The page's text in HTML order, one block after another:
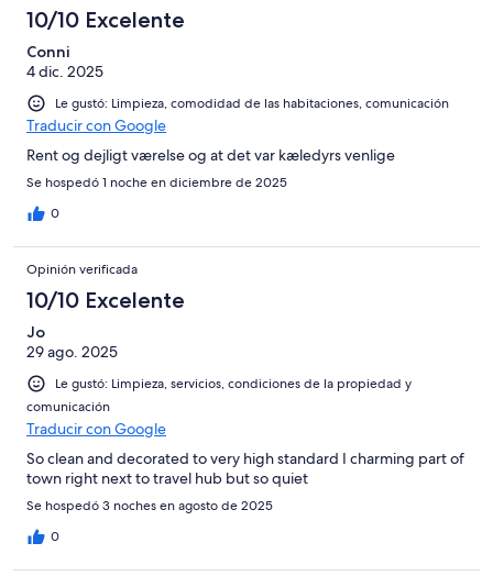
10/10 Excelente
Conni
4 dic. 2025
Le gustó: Limpieza, comodidad de las habitaciones, comunicación
Traducir con Google
Rent og dejligt værelse og at det var kæledyrs venlige
Se hospedó 1 noche en diciembre de 2025
0
Opinión verificada
10/10 Excelente
Jo
29 ago. 2025
Le gustó: Limpieza, servicios, condiciones de la propiedad y
comunicación
Traducir con Google
So clean and decorated to very high standard I charming part of
town right next to travel hub but so quiet
Se hospedó 3 noches en agosto de 2025
0